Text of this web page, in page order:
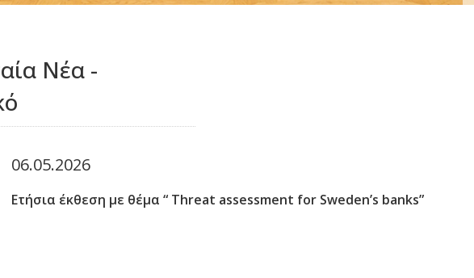
Νέα -
06.05.2026
Ετήσια έκθεση με θέμα “ Threat assessment for Sweden’s banks”